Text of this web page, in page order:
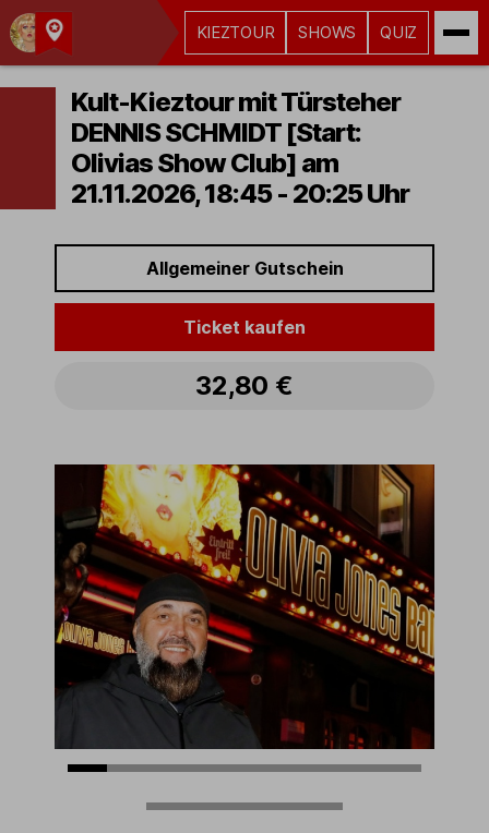
Kult-
Kieztouren
Hamburg
KIEZTOUR SHOWS QUIZ
Kult-Kieztour mit Türsteher
DENNIS SCHMIDT [Start:
Olivias Show Club] am
21.11.2026, 18:45 - 20:25 Uhr
Allgemeiner Gutschein
Ticket kaufen
32,80 €